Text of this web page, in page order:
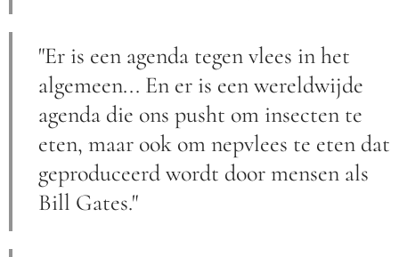
"Er is een agenda tegen vlees in het
algemeen... En er is een wereldwijde
agenda die ons pusht om insecten te
eten, maar ook om nepvlees te eten dat
geproduceerd wordt door mensen als
Bill Gates."